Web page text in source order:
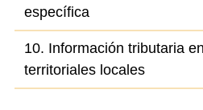
específica
10. Información tributaria
territoriales locales